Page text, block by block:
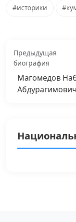
#историки
Предыдущая
биография
Магомедов
Абдурагимович